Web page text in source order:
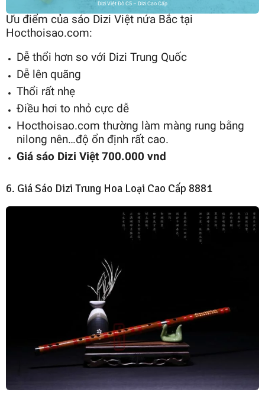
Dizi Việt Đô C5 – Dizi Cao Cấp
Ưu điểm của sáo Dizi Việt nứa Bắc tại
Hocthoisao.com:
Dễ thổi hơn so với Dizi Trung Quốc
Dễ lên quãng
Thổi rất nhẹ
Điều hơi to nhỏ cực dễ
Hocthoisao.com thường làm màng rung bằng
nilong nên…độ ổn định rất cao.
Giá sáo Dizi Việt 700.000 vnd
6. Giá Sáo Dizi Trung Hoa Loại Cao Cấp 8881